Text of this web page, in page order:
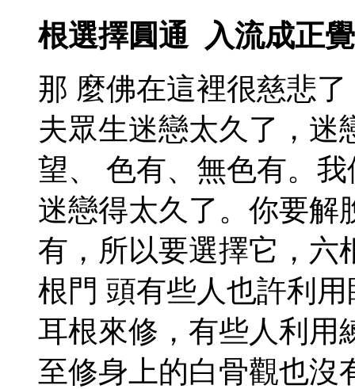
根選擇圓通 入流成正
那 麼佛在這裡很慈悲
夫眾生迷戀太久了，迷
望、 色有、無色有。
迷戀得太久了。你要解
有，所以要選擇它，六
根門 頭有些人也許利
耳根來修，有些人利用
至修身上的白骨觀也沒